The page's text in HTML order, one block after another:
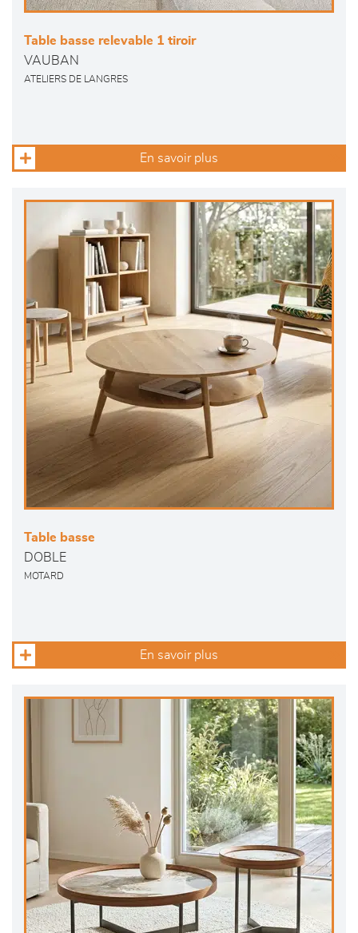
Table basse relevable 1 tiroir
VAUBAN
ATELIERS DE LANGRES
En savoir plus
Table basse
DOBLE
MOTARD
En savoir plus